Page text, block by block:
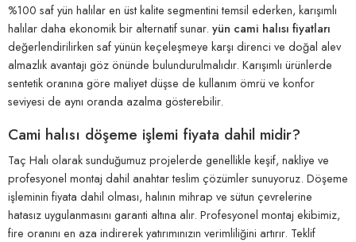
%100 saf yün halılar en üst kalite segmentini temsil ederken, karışımlı
halılar daha ekonomik bir alternatif sunar. yün cami halısı fiyatları
değerlendirilirken saf yünün keçeleşmeye karşı direnci ve doğal alev
almazlık avantajı göz önünde bulundurulmalıdır. Karışımlı ürünlerde
sentetik oranına göre maliyet düşse de kullanım ömrü ve konfor
seviyesi de aynı oranda azalma gösterebilir.
Cami halısı döşeme işlemi fiyata dahil midir?
Taç Halı olarak sunduğumuz projelerde genellikle keşif, nakliye ve
profesyonel montaj dahil anahtar teslim çözümler sunuyoruz. Döşeme
işleminin fiyata dahil olması, halının mihrap ve sütun çevrelerine
hatasız uygulanmasını garanti altına alır. Profesyonel montaj ekibimiz,
fire oranını en aza indirerek yatırımınızın verimliliğini artırır. Teklif